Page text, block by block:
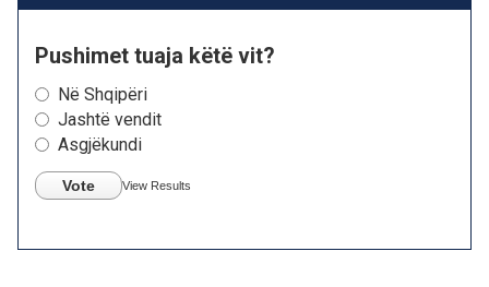
Pushimet tuaja këtë vit?
Në Shqipëri
Jashtë vendit
Asgjëkundi
Vote View Results